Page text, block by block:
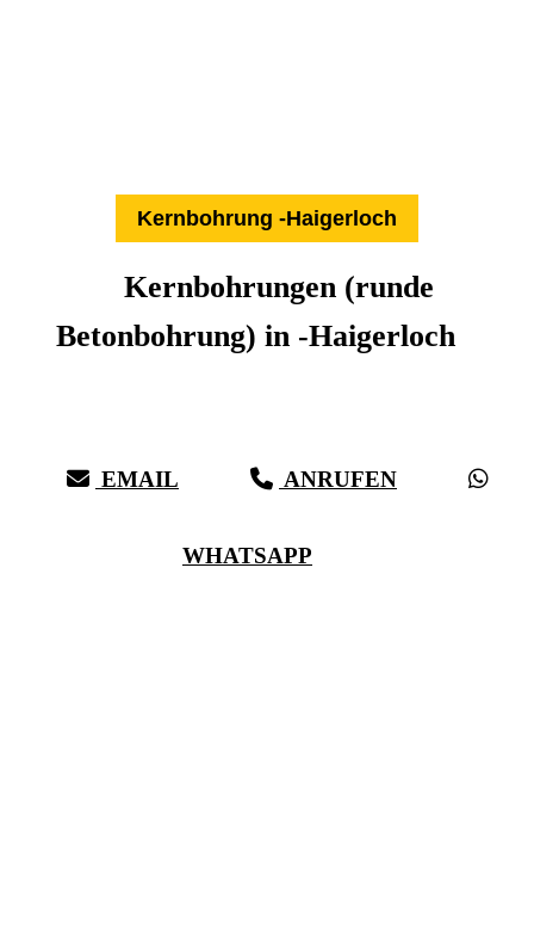
Kernbohrung -Haigerloch
Kernbohrungen (runde
Betonbohrung) in -Haigerloch
EMAIL ANRUFEN
WHATSAPP